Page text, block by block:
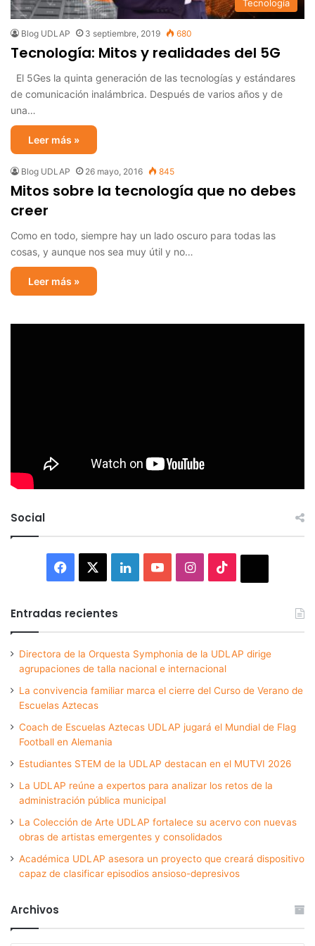
Tecnología
Blog UDLAP 3 septiembre, 2019 680
Tecnología: Mitos y realidades del 5G
El 5Ges la quinta generación de las tecnologías y estándares
de comunicación inalámbrica. Después de varios años y de
una…
Leer más »
Blog UDLAP 26 mayo, 2016 845
Mitos sobre la tecnología que no debes
creer
Como en todo, siempre hay un lado oscuro para todas las
cosas, y aunque nos sea muy útil y no…
Leer más »
Social
Facebook LinkedInYouTubeInstagram
Entradas recientes
Directora de la Orquesta Symphonia de la UDLAP dirige
agrupaciones de talla nacional e internacional
La convivencia familiar marca el cierre del Curso de Verano de
Escuelas Aztecas
Coach de Escuelas Aztecas UDLAP jugará el Mundial de Flag
Football en Alemania
Estudiantes STEM de la UDLAP destacan en el MUTVI 2026
La UDLAP reúne a expertos para analizar los retos de la
administración pública municipal
La Colección de Arte UDLAP fortalece su acervo con nuevas
obras de artistas emergentes y consolidados
Académica UDLAP asesora un proyecto que creará dispositivo
capaz de clasificar episodios ansioso-depresivos
Archivos